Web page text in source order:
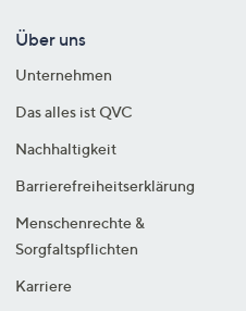
Über uns
Unternehmen
Das alles ist QVC
Nachhaltigkeit
Barrierefreiheitserklärung
Menschenrechte &
Sorgfaltspflichten
Karriere